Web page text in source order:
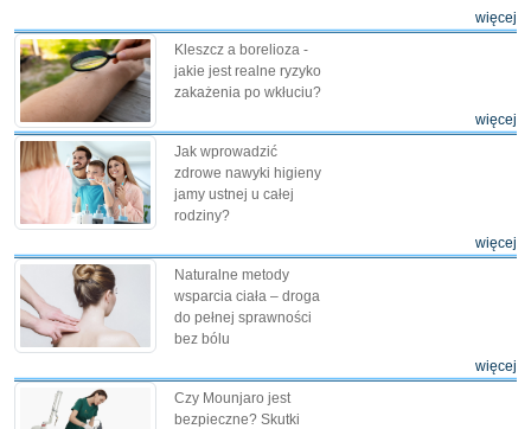
więcej
Kleszcz a borelioza -
jakie jest realne ryzyko
zakażenia po wkłuciu?
więcej
Jak wprowadzić
zdrowe nawyki higieny
jamy ustnej u całej
rodziny?
więcej
Naturalne metody
wsparcia ciała – droga
do pełnej sprawności
bez bólu
więcej
Czy Mounjaro jest
bezpieczne? Skutki